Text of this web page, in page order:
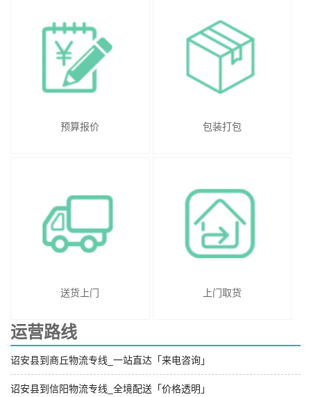
预算报价 包装打包
送货上门 上门取货
运营路线
诏安县到商丘物流专线_一站直达「来电咨询」
诏安县到信阳物流专线_全境配送「价格透明」